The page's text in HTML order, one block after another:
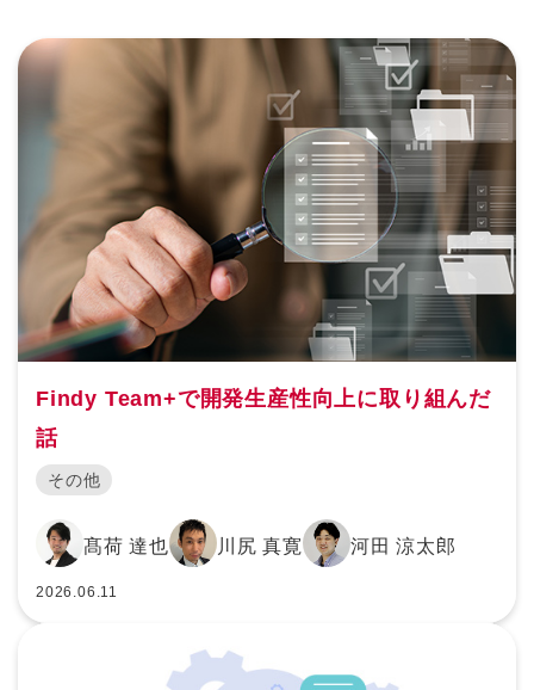
Findy Team+で開発生産性向上に取り組んだ
話
その他
髙荷 達也 川尻 真寛 河田 涼太郎
2026.06.11